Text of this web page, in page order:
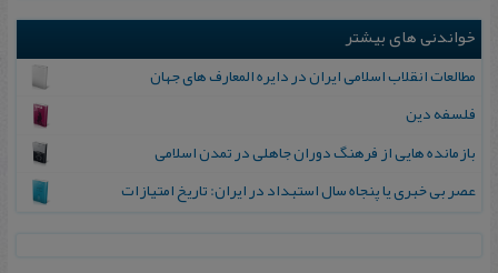
خواندنی های بیشتر
مطالعات انقلاب اسلامی ایران در دایره المعارف های جهان
فلسفه‌ دین
بازمانده هایی از فرهنگ دوران جاهلی در تمدن اسلامی
عصر بی خبری یا پنجاه سال استبداد در ایران: تاریخ امتیازات